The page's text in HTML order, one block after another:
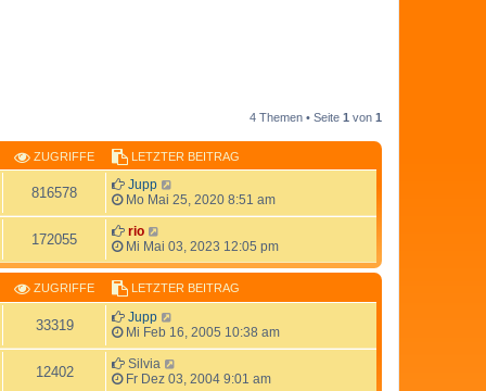
4 Themen • Seite 1 von 1
ZUGRIFFE LETZTER BEITRAG
816578
Jupp
Mo Mai 25, 2020 8:51 am
172055
rio
Mi Mai 03, 2023 12:05 pm
ZUGRIFFE LETZTER BEITRAG
33319
Jupp
Mi Feb 16, 2005 10:38 am
12402
Silvia
Fr Dez 03, 2004 9:01 am